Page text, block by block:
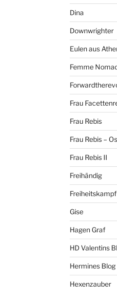
Dina
Downwrighter
Eulen aus
Femme
Frau
Frau Rebis
Frau Rebis –
Frau Rebis II
Freihändig
Freiheitskampf
Gise
Hagen Graf
HD Valentins
Hermines Blog
Hexenzauber